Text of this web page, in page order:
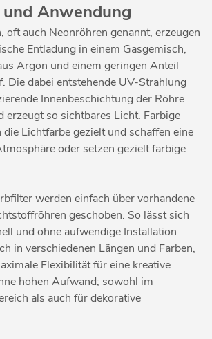
Anwendung
oft auch Neonröhren genannt, erzeugen
Entladung in einem Gasgemisch,
Argon und einem geringen Anteil
Die dabei entstehende UV-Strahlung
Innenbeschichtung der Röhre
erzeugt so sichtbares Licht. Farbige
die Lichtfarbe gezielt und schaffen eine
oder setzen gezielt farbige
werden einfach über vorhandene
geschoben. So lässt sich
und ohne aufwendige Installation
in verschiedenen Längen und Farben,
Flexibilität für eine kreative
hohen Aufwand; sowohl im
als auch für dekorative